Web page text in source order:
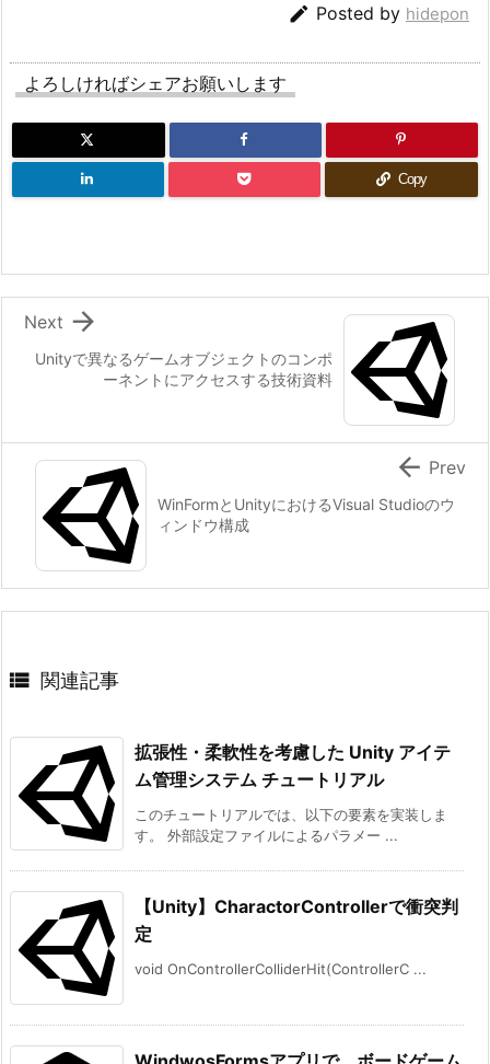
と
 Posted by hidepon
よろしければシェアお願いします
Copy
Unityで異なるゲームオブジェクトのコンポ
ーネントにアクセスする技術資料

Next
WinFormとUnityにおけるVisual Studioのウ
ィンドウ構成
 Prev
 関連記事
拡張性・柔軟性を考慮した Unity アイテ
ム管理システム チュートリアル
このチュートリアルでは、以下の要素を実装しま
す。 外部設定ファイルによるパラメー ...
【Unity】CharactorControllerで衝突判
定
void OnControllerColliderHit(ControllerC ...